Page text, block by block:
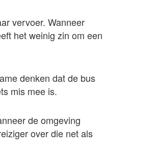
vervoer. Wanneer
het weinig zin om een
denken dat de bus
mis mee is.
de omgeving
over die net als